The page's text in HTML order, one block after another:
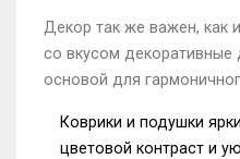
Декор так же важен, как
со вкусом декоративные
основой для
Коврики и подушки
цветовой контраст и